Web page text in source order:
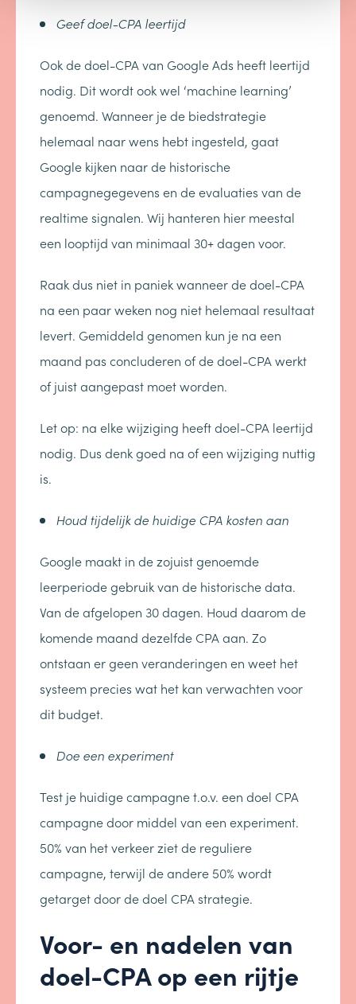
Geef doel-CPA leertijd
Ook de doel-CPA van Google Ads heeft leertijd
nodig. Dit wordt ook wel ‘machine learning’
genoemd. Wanneer je de biedstrategie
helemaal naar wens hebt ingesteld, gaat
Google kijken naar de historische
campagnegegevens en de evaluaties van de
realtime signalen. Wij hanteren hier meestal
een looptijd van minimaal 30+ dagen voor.
Raak dus niet in paniek wanneer de doel-CPA
na een paar weken nog niet helemaal resultaat
levert. Gemiddeld genomen kun je na een
maand pas concluderen of de doel-CPA werkt
of juist aangepast moet worden.
Let op: na elke wijziging heeft doel-CPA leertijd
nodig. Dus denk goed na of een wijziging nuttig
is.
Houd tijdelijk de huidige CPA kosten aan
Google maakt in de zojuist genoemde
leerperiode gebruik van de historische data.
Van de afgelopen 30 dagen. Houd daarom de
komende maand dezelfde CPA aan. Zo
ontstaan er geen veranderingen en weet het
systeem precies wat het kan verwachten voor
dit budget.
Doe een experiment
Test je huidige campagne t.o.v. een doel CPA
campagne door middel van een experiment.
50% van het verkeer ziet de reguliere
campagne, terwijl de andere 50% wordt
getarget door de doel CPA strategie.
Voor- en nadelen van
doel-CPA op een rijtje